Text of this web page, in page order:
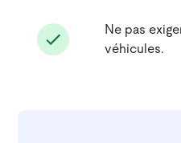
Ne pas
véhicules.